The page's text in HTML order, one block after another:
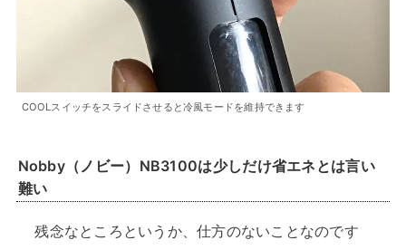
COOLスイッチをスライドさせると冷風モードを維持できます
Nobby（ノビー）NB3100は少しだけ省エネとは言い
難い
残念なところというか、仕方のないことなのです